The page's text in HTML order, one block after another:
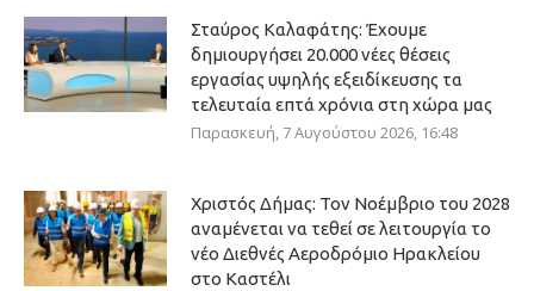
Σταύρος Καλαφάτης: Έχουμε
δημιουργήσει 20.000 νέες θέσεις
εργασίας υψηλής εξειδίκευσης τα
τελευταία επτά χρόνια στη χώρα μας
Παρασκευή, 7 Αυγούστου 2026, 16:48
Χριστός Δήμας: Τον Νοέμβριο του 2028
αναμένεται να τεθεί σε λειτουργία το
νέο Διεθνές Αεροδρόμιο Ηρακλείου
στο Καστέλι